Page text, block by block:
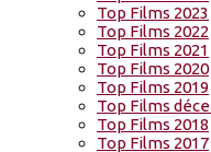
Top Films 2023
Top Films 2022
Top Films 2021
Top Films 2020
Top Films 2019
Top Films
Top Films 2018
Top Films 2017